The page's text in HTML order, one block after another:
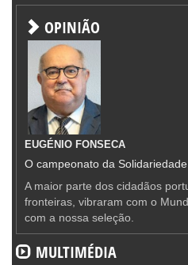
OPINIÃO
EUGÉNIO FONSECA
O campeonato da Solidariedade
A maior parte dos cidadãos
fronteiras, vibraram com o
com a nossa seleção.
MULTIMÉDIA